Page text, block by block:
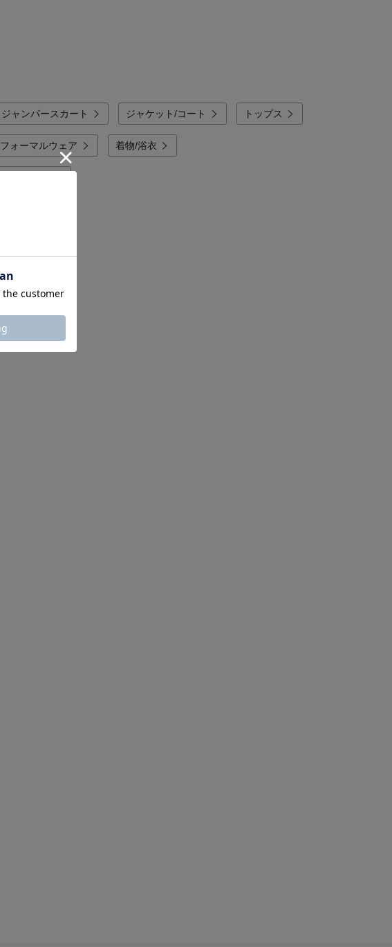
ジャンパースカート ジャケット/コート トップス
フォーマルウェア 着物/浴衣